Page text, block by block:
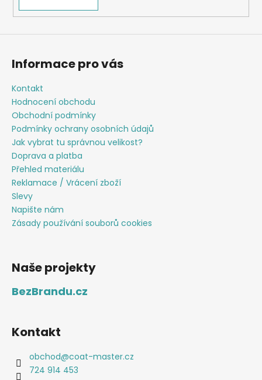
y
Informace pro vás
Kontakt
Hodnocení obchodu
Obchodní podmínky
Podmínky ochrany osobních údajů
Jak vybrat tu správnou velikost?
Doprava a platba
Přehled materiálu
Reklamace / Vrácení zboží
Slevy
Napište nám
Zásady používání souborů cookies
Naše projekty
BezBrandu.cz
Kontakt
obchod@coat-master.cz
724 914 453